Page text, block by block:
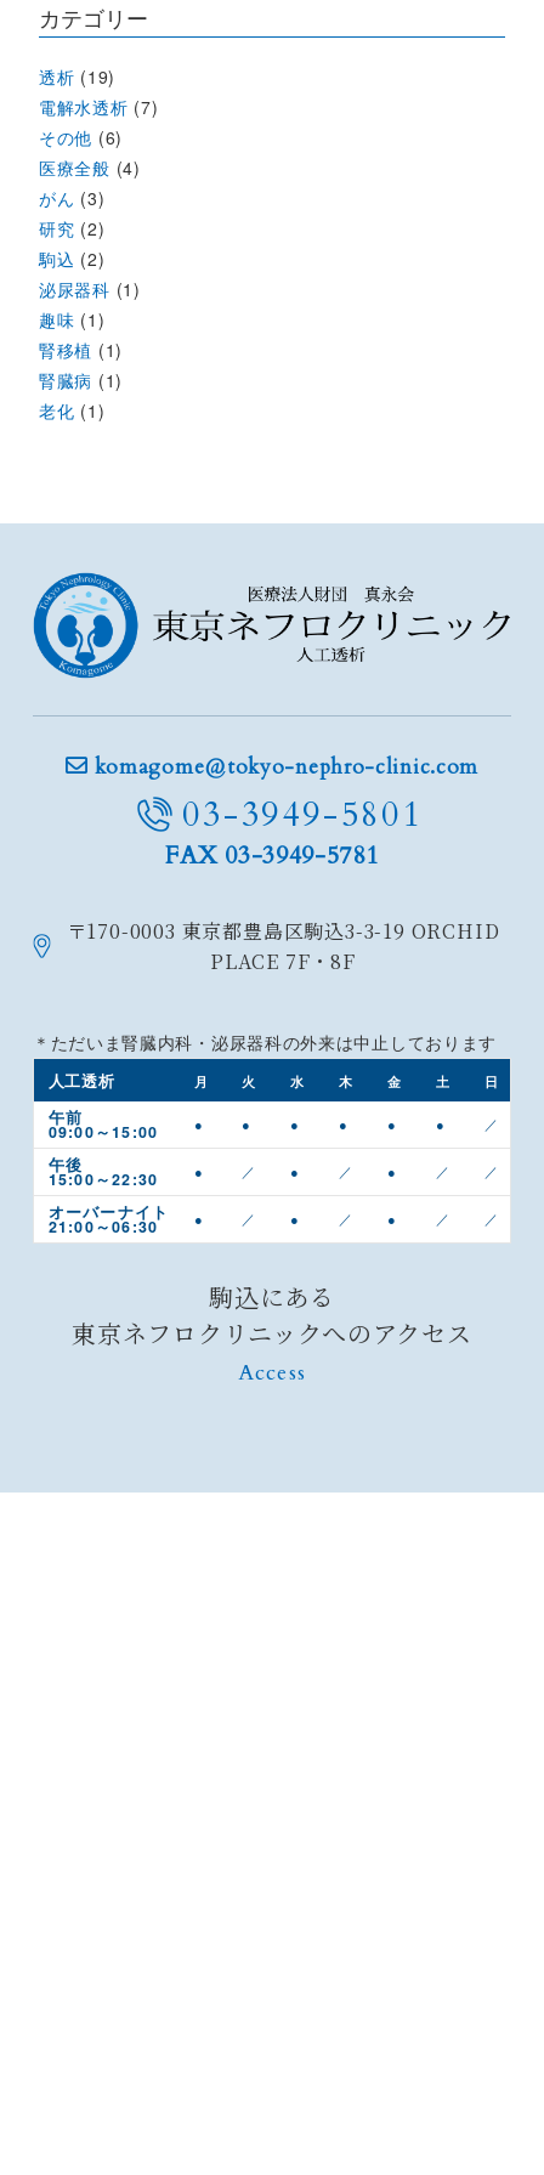
カテゴリー
透析 (19)
電解水透析 (7)
その他 (6)
医療全般 (4)
がん (3)
研究 (2)
駒込 (2)
泌尿器科 (1)
趣味 (1)
腎移植 (1)
腎臓病 (1)
老化 (1)
komagome@tokyo-nephro-clinic.com
03-3949-5801
FAX 03-3949-5781
〒170-0003 東京都豊島区駒込3-3-19 ORCHID
PLACE 7F・8F
＊ただいま腎臓内科・泌尿器科の外来は中止しております
人工透析 月 火 水 木 金 土 日
午前
09:00～15:00 ● ● ● ● ● ● ／
午後
15:00～22:30 ● ／ ● ／ ● ／ ／
オーバーナイト
21:00～06:30 ● ／ ● ／ ● ／ ／
駒込にある
東京ネフロクリニックへのアクセス
Access